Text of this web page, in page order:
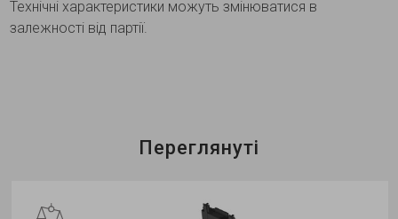
Технічні характеристики можуть змінюватися в
залежності від партії.
Переглянуті